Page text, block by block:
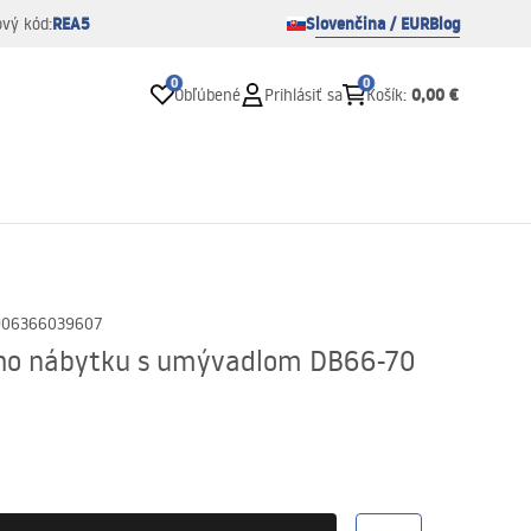
kód:REA5 Slovenčina / EURBlog
0
Obľúbené Prihlásiť sa
0
Košík: 0,00 €
nábytku s umývadlom DB66-70